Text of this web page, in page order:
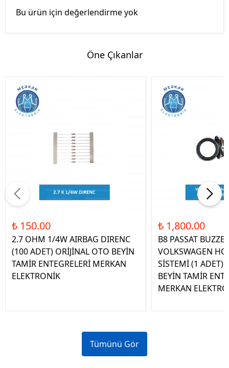
Bu ürün için değerlendirme yok
Öne Çıkanlar
₺ 150.00
2.7 OHM 1/4W AIRBAG DIRENC
(100 ADET) ORİJİNAL OTO BEYİN
TAMİR ENTEGRELERİ MERKAN
ELEKTRONİK
₺ 1,800.00
B8 PASSAT
VOLKSWAGEN
SİSTEMİ (1 ADET)
BEYİN TAMİR
MERKAN
Tümünü Gör